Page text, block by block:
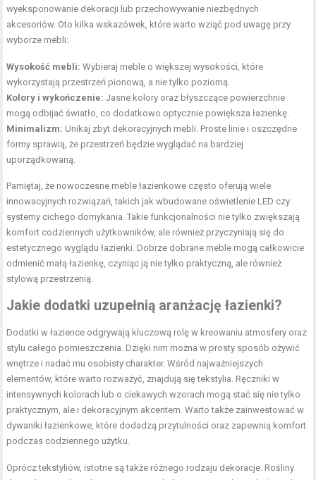
wyeksponowanie dekoracji lub przechowywanie niezbędnych
akcesoriów. Oto kilka wskazówek, które warto wziąć pod uwagę przy
wyborze mebli:
Wysokość mebli: Wybieraj meble o większej wysokości, które
wykorzystają przestrzeń pionową, a nie tylko poziomą.
Kolory i wykończenie: Jasne kolory oraz błyszczące powierzchnie
mogą odbijać światło, co dodatkowo optycznie powiększa łazienkę.
Minimalizm: Unikaj zbyt dekoracyjnych mebli. Proste linie i oszczędne
formy sprawią, że przestrzeń będzie wyglądać na bardziej
uporządkowaną.
Pamiętaj, że nowoczesne meble łazienkowe często oferują wiele
innowacyjnych rozwiązań, takich jak wbudowane oświetlenie LED czy
systemy cichego domykania. Takie funkcjonalności nie tylko zwiększają
komfort codziennych użytkowników, ale również przyczyniają się do
estetycznego wyglądu łazienki. Dobrze dobrane meble mogą całkowicie
odmienić małą łazienkę, czyniąc ją nie tylko praktyczną, ale również
stylową przestrzenią.
Jakie dodatki uzupełnią aranżację łazienki?
Dodatki w łazience odgrywają kluczową rolę w kreowaniu atmosfery oraz
stylu całego pomieszczenia. Dzięki nim można w prosty sposób ożywić
wnętrze i nadać mu osobisty charakter. Wśród najważniejszych
elementów, które warto rozważyć, znajdują się tekstylia. Ręczniki w
intensywnych kolorach lub o ciekawych wzorach mogą stać się nie tylko
praktycznym, ale i dekoracyjnym akcentem. Warto także zainwestować w
dywaniki łazienkowe, które dodadzą przytulności oraz zapewnią komfort
podczas codziennego użytku.
Oprócz tekstyliów, istotne są także różnego rodzaju dekoracje. Rośliny